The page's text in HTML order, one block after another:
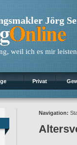
Jörg
weil ich es mir
Privat
Navigation: